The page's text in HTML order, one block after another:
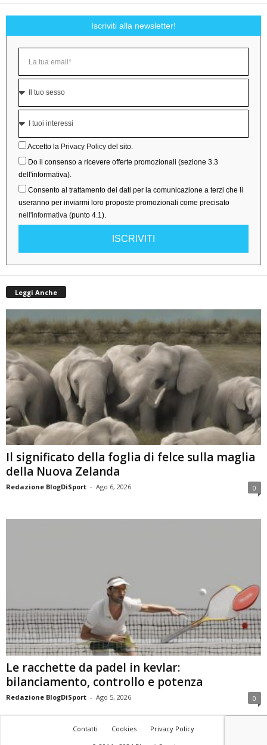
Iscriviti alla newsletter!
Accetto la Privacy Policy del sito.
Do il consenso a ricevere offerte promozionali (sezione 3.3
dell'informativa).
Consento al trattamento dei dati per la comunicazione a terzi che li
useranno per inviarmi loro proposte promozionali come precisato
nell'informativa (punto 4.1).
ISCRIVITI
Leggi Anche
Il significato della foglia di felce sulla maglia
della Nuova Zelanda
Redazione BlogDiSport - Ago 6, 2026 0
Le racchette da padel in kevlar:
bilanciamento, controllo e potenza
Redazione BlogDiSport - Ago 5, 2026 0
Contatti Cookies
Privacy Policy